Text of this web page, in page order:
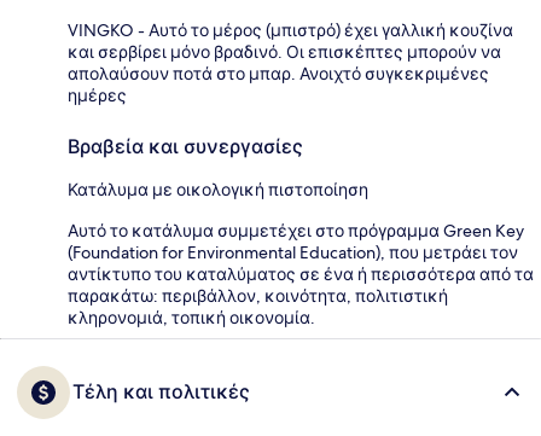
VINGKO - Αυτό το μέρος (μπιστρό) έχει γαλλική κουζίνα
και σερβίρει μόνο βραδινό. Οι επισκέπτες μπορούν να
απολαύσουν ποτά στο μπαρ. Ανοιχτό συγκεκριμένες
ημέρες
Βραβεία και συνεργασίες
Κατάλυμα με οικολογική πιστοποίηση
Αυτό το κατάλυμα συμμετέχει στο πρόγραμμα Green Key
(Foundation for Environmental Education), που μετράει τον
αντίκτυπο του καταλύματος σε ένα ή περισσότερα από τα
παρακάτω: περιβάλλον, κοινότητα, πολιτιστική
κληρονομιά, τοπική οικονομία.
Τέλη και πολιτικές